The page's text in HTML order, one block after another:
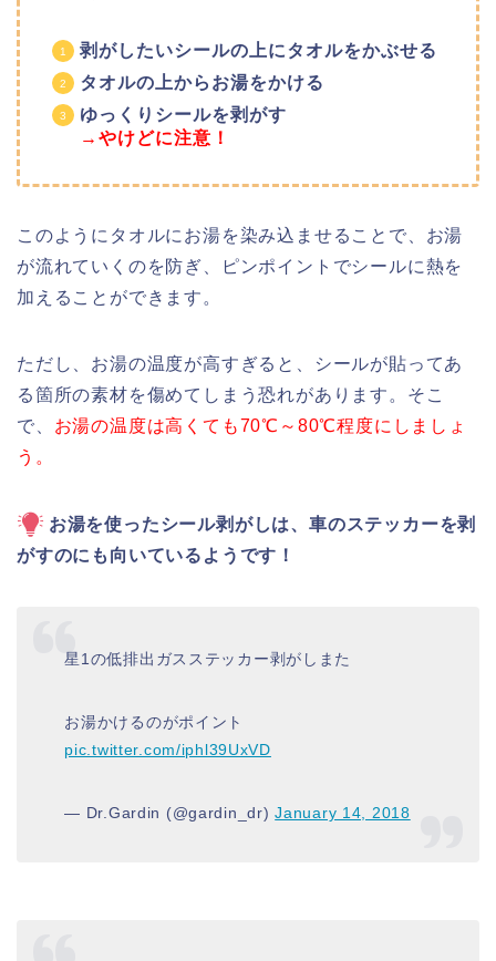
剥がしたいシールの上にタオルをかぶせる
タオルの上からお湯をかける
ゆっくりシールを剥がす
→やけどに注意！
このようにタオルにお湯を染み込ませることで、お湯
が流れていくのを防ぎ、ピンポイントでシールに熱を
加えることができます。
ただし、お湯の温度が高すぎると、シールが貼ってあ
る箇所の素材を傷めてしまう恐れがあります。そこ
で、 お湯の温度は高くても70℃～80℃程度にしましょ
う。
お湯を使ったシール剥がしは、車のステッカーを剥
がすのにも向いているようです！
星1の低排出ガスステッカー剥がしまた
お湯かけるのがポイント
pic.twitter.com/iphl39UxVD
— Dr.Gardin (@gardin_dr)January 14, 2018